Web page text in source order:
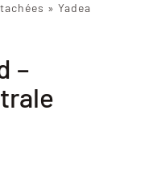
» Yadea
–